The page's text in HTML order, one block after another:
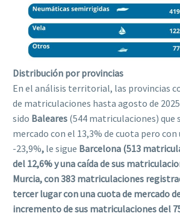
Distribución por provincias
En el análisis territorial, las provincias
de matriculaciones hasta agosto de
sido Baleares (544 matriculaciones) que
mercado con el 13,3% de cuota pero con
-23,9%, le sigue Barcelona (513
del 12,6% y una caída de sus
Murcia, con 383 matriculaciones
tercer lugar con una cuota de mercado
incremento de sus matriculaciones del